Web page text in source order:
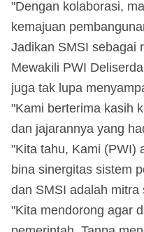
"Dengan kolaborasi,
kemajuan
Jadikan SMSI sebagai
Mewakili PWI
juga tak lupa
"Kami berterima kasih
dan jajarannya yang
"Kita tahu, Kami (PWI)
bina sinergitas sistem
dan SMSI adalah mitra
"Kita mendorong agar